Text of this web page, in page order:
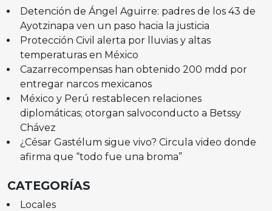
Detención de Ángel Aguirre: padres de los 43 de
Ayotzinapa ven un paso hacia la justicia
Protección Civil alerta por lluvias y altas
temperaturas en México
Cazarrecompensas han obtenido 200 mdd por
entregar narcos mexicanos
México y Perú restablecen relaciones
diplomáticas; otorgan salvoconducto a Betssy
Chávez
¿César Gastélum sigue vivo? Circula video donde
afirma que “todo fue una broma”
CATEGORÍAS
Locales